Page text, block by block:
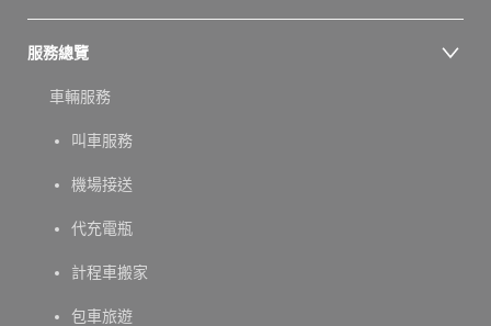
服務總覽
車輛服務
叫車服務
機場接送
代充電瓶
計程車搬家
包車旅遊